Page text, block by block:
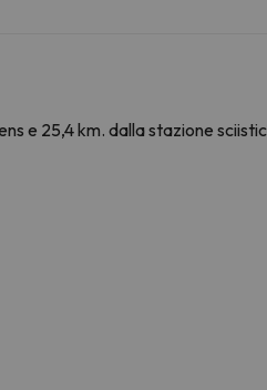
e 25,4 km. dalla stazione